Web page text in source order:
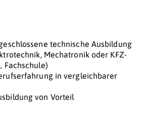
technische Ausbildung
Mechatronik oder KFZ-
Fachschule)
in vergleichbarer
von Vorteil